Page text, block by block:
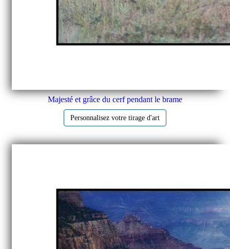
Majesté et grâce du cerf pendant le brame
Personnalisez votre tirage d'art